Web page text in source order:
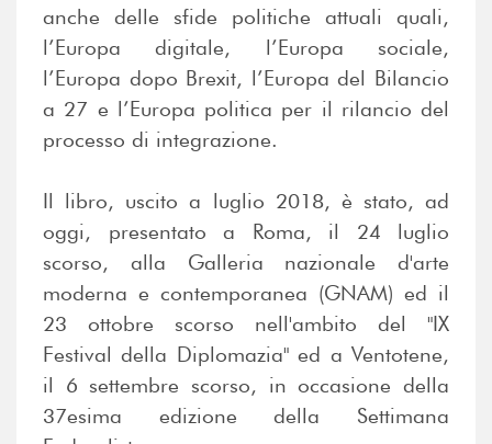
anche delle sfide politiche attuali quali,
l’Europa digitale, l’Europa sociale,
l’Europa dopo Brexit, l’Europa del Bilancio
a 27 e l’Europa politica per il rilancio del
processo di integrazione.
Il libro, uscito a luglio 2018, è stato, ad
oggi, presentato a Roma, il 24 luglio
scorso, alla Galleria nazionale d'arte
moderna e contemporanea (GNAM) ed il
23 ottobre scorso nell'ambito del "IX
Festival della Diplomazia" ed a Ventotene,
il 6 settembre scorso, in occasione della
37esima edizione della Settimana